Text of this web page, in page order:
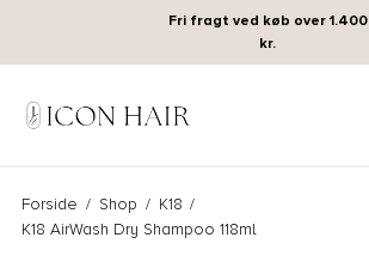
Fri fragt ved køb over 1.400
kr.
Forside / Shop / K18 /
K18 AirWash Dry Shampoo 118ml